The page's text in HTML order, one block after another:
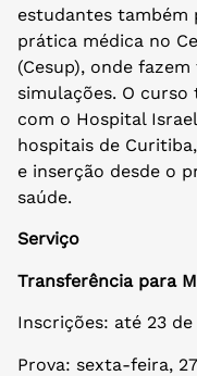
estudantes também
prática médica no
(Cesup), onde
simulações. O
com o Hospital
hospitais de
e inserção desde o
saúde.
Serviço
Transferência para
Inscrições: até 23
Prova: sexta-feira,